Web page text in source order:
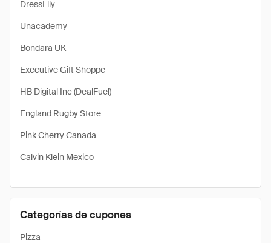
DressLily
Unacademy
Bondara UK
Executive Gift Shoppe
HB Digital Inc (DealFuel)
England Rugby Store
Pink Cherry Canada
Calvin Klein Mexico
Categorías de cupones
Pizza